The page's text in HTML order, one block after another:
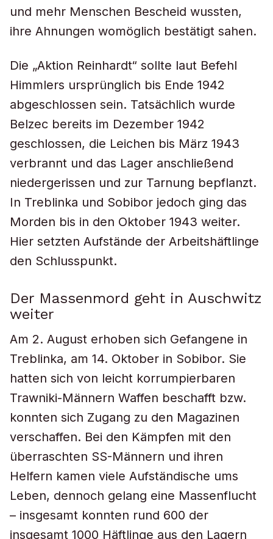
und mehr Menschen Bescheid wussten,
ihre Ahnungen womöglich bestätigt sahen.
Die „Aktion Reinhardt“ sollte laut Befehl
Himmlers ursprünglich bis Ende 1942
abgeschlossen sein. Tatsächlich wurde
Belzec bereits im Dezember 1942
geschlossen, die Leichen bis März 1943
verbrannt und das Lager anschließend
niedergerissen und zur Tarnung bepflanzt.
In Treblinka und Sobibor jedoch ging das
Morden bis in den Oktober 1943 weiter.
Hier setzten Aufstände der Arbeitshäftlinge
den Schlusspunkt.
Der Massenmord geht in Auschwitz
weiter
Am 2. August erhoben sich Gefangene in
Treblinka, am 14. Oktober in Sobibor. Sie
hatten sich von leicht korrumpierbaren
Trawniki-Männern Waffen beschafft bzw.
konnten sich Zugang zu den Magazinen
verschaffen. Bei den Kämpfen mit den
überraschten SS-Männern und ihren
Helfern kamen viele Aufständische ums
Leben, dennoch gelang eine Massenflucht
– insgesamt konnten rund 600 der
insgesamt 1000 Häftlinge aus den Lagern